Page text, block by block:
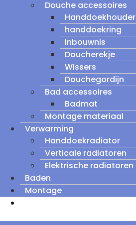
Douche accessoires
Handdoekhouder
handdoekring
Inbouwnis
Doucherekje
Wissers
Douchegordijn
Bad accessoires
Badmat
Montage materiaal
Verwarming
Handdoekradiator
Verticale radiatoren
Elektrische radiatoren
Baden
Montage